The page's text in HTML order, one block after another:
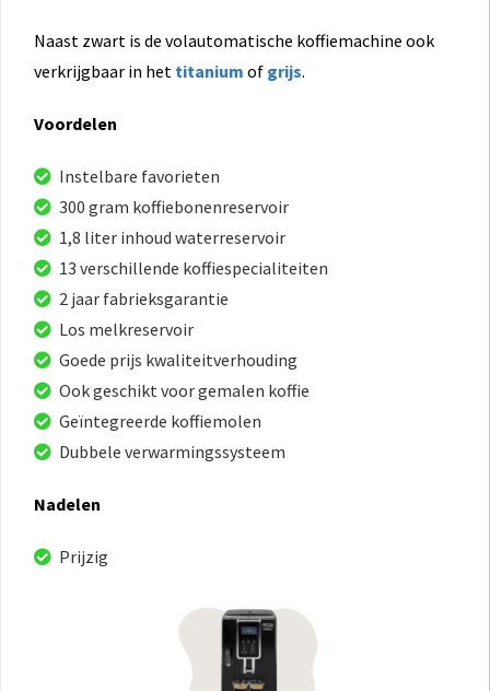
Naast zwart is de volautomatische koffiemachine ook
verkrijgbaar in het titanium of grijs.
Voordelen
Instelbare favorieten
300 gram koffiebonenreservoir
1,8 liter inhoud waterreservoir
13 verschillende koffiespecialiteiten
2 jaar fabrieksgarantie
Los melkreservoir
Goede prijs kwaliteitverhouding
Ook geschikt voor gemalen koffie
Geïntegreerde koffiemolen
Dubbele verwarmingssysteem
Nadelen
Prijzig